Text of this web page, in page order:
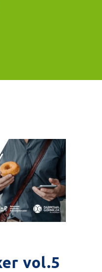
vol.5